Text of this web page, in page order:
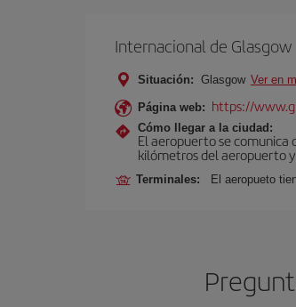
Internacional de Glasgow
Situación: Glasgow Ver en
Página web: https://
Cómo llegar a la ciudad:
El aeropuerto se comunica
kilómetros del aeropuerto
Terminales: El aeropueto